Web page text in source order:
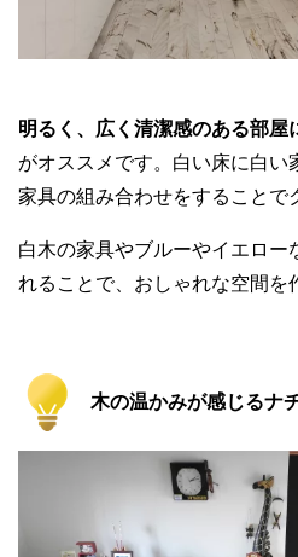
明るく、広く清潔感のある部屋
がオススメです。白い床に白い
家具の組み合わせをすることで
白木の家具やブルーやイエロー
れることで、おしゃれな空間を
木の温かみが感じるナ